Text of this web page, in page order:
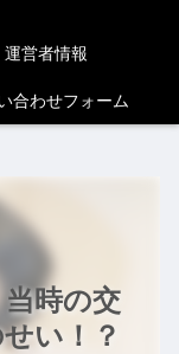
運営者情報
合わせフォーム
時の交
い！？